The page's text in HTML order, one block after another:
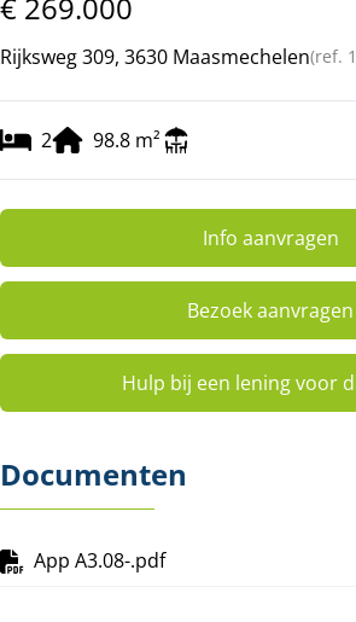
Rijksweg 309, 3630 Maasmechelen(ref.
2 98.8 m²
Info aanvragen
Bezoek aanvragen
Hulp bij een lening voor
Documenten
App A3.08-.pdf